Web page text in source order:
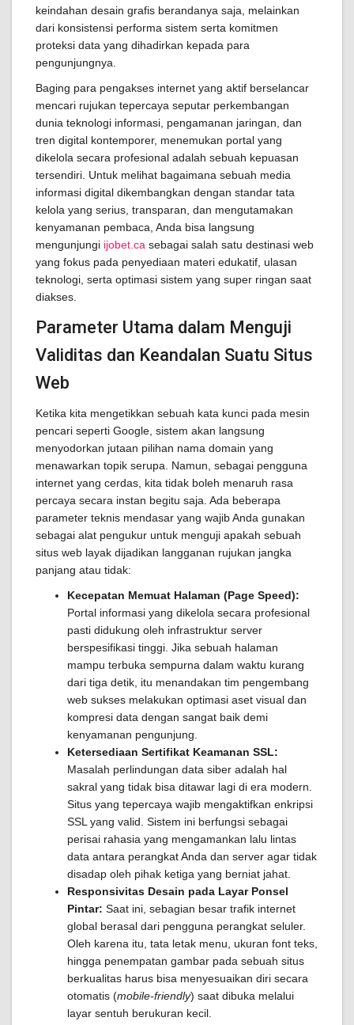
keindahan desain grafis berandanya saja, melainkan
dari konsistensi performa sistem serta komitmen
proteksi data yang dihadirkan kepada para
pengunjungnya.
Baging para pengakses internet yang aktif berselancar
mencari rujukan tepercaya seputar perkembangan
dunia teknologi informasi, pengamanan jaringan, dan
tren digital kontemporer, menemukan portal yang
dikelola secara profesional adalah sebuah kepuasan
tersendiri. Untuk melihat bagaimana sebuah media
informasi digital dikembangkan dengan standar tata
kelola yang serius, transparan, dan mengutamakan
kenyamanan pembaca, Anda bisa langsung
mengunjungi ijobet.ca sebagai salah satu destinasi web
yang fokus pada penyediaan materi edukatif, ulasan
teknologi, serta optimasi sistem yang super ringan saat
diakses.
Parameter Utama dalam Menguji
Validitas dan Keandalan Suatu Situs
Web
Ketika kita mengetikkan sebuah kata kunci pada mesin
pencari seperti Google, sistem akan langsung
menyodorkan jutaan pilihan nama domain yang
menawarkan topik serupa. Namun, sebagai pengguna
internet yang cerdas, kita tidak boleh menaruh rasa
percaya secara instan begitu saja. Ada beberapa
parameter teknis mendasar yang wajib Anda gunakan
sebagai alat pengukur untuk menguji apakah sebuah
situs web layak dijadikan langganan rujukan jangka
panjang atau tidak:
Kecepatan Memuat Halaman (Page Speed):
Portal informasi yang dikelola secara profesional
pasti didukung oleh infrastruktur server
berspesifikasi tinggi. Jika sebuah halaman
mampu terbuka sempurna dalam waktu kurang
dari tiga detik, itu menandakan tim pengembang
web sukses melakukan optimasi aset visual dan
kompresi data dengan sangat baik demi
kenyamanan pengunjung.
Ketersediaan Sertifikat Keamanan SSL:
Masalah perlindungan data siber adalah hal
sakral yang tidak bisa ditawar lagi di era modern.
Situs yang tepercaya wajib mengaktifkan enkripsi
SSL yang valid. Sistem ini berfungsi sebagai
perisai rahasia yang mengamankan lalu lintas
data antara perangkat Anda dan server agar tidak
disadap oleh pihak ketiga yang berniat jahat.
Responsivitas Desain pada Layar Ponsel
Pintar: Saat ini, sebagian besar trafik internet
global berasal dari pengguna perangkat seluler.
Oleh karena itu, tata letak menu, ukuran font teks,
hingga penempatan gambar pada sebuah situs
berkualitas harus bisa menyesuaikan diri secara
otomatis (mobile-friendly) saat dibuka melalui
layar sentuh berukuran kecil.